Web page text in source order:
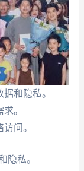
和隐私。
。
问。
隐私。